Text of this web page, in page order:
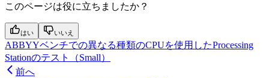
このページは役に立ちましたか？
はい いいえ
ABBYYベンチでの異なる種類のCPUを使用したProcessing
Stationのテスト（Small）
前へ